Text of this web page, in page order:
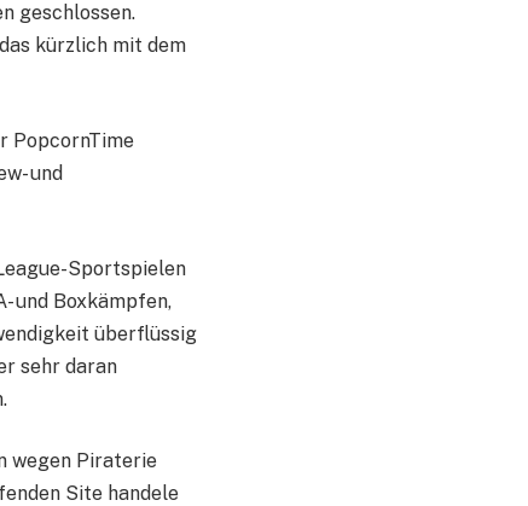
geschlossen.
kürzlich mit dem
PopcornTime
und
Sportspielen
und Boxkämpfen,
überflüssig
sehr daran
wegen Piraterie
Site handele